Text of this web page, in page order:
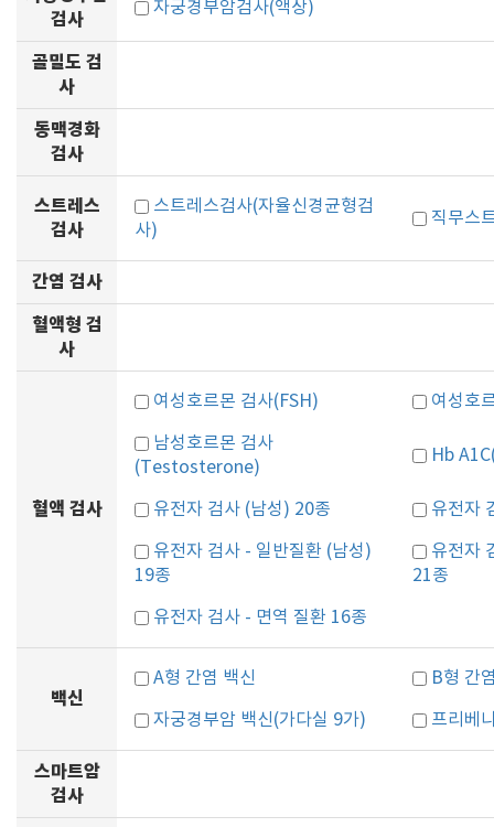
검사
자궁경부암검사(액상)
골밀도 검
사
동맥경화
검사
스트레스
검사
스트레스검사(자율신경균형검
사)
직무스
간염 검사
혈액형 검
사
혈액 검사
여성호르몬 검사(FSH) 여성호
남성호르몬 검사
(Testosterone)
Hb
유전자 검사 (남성) 20종 유전자
유전자 검사 - 일반질환 (남성)
19종
유전자
21종
유전자 검사 - 면역 질환 16종
백신
A형 간염 백신 B형 간
자궁경부암 백신(가다실 9가) 프리베
스마트암
검사